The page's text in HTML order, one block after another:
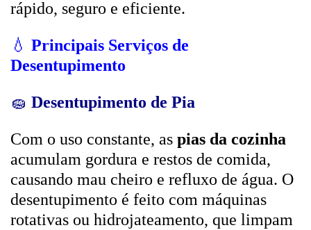
rápido, seguro e eficiente.
💧 Principais Serviços de
Desentupimento
🧽 Desentupimento de Pia
Com o uso constante, as pias da cozinha
acumulam gordura e restos de comida,
causando mau cheiro e refluxo de água. O
desentupimento é feito com máquinas
rotativas ou hidrojateamento, que limpam